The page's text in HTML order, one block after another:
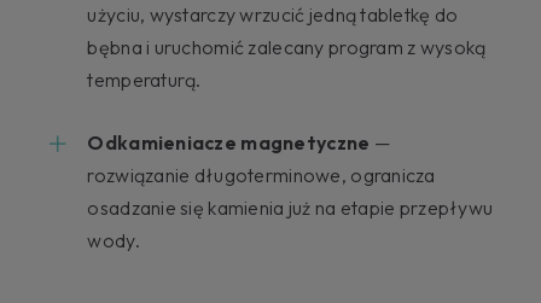
użyciu, wystarczy wrzucić jedną tabletkę do
bębna i uruchomić zalecany program z wysoką
temperaturą.
Odkamieniacze magnetyczne —
rozwiązanie długoterminowe, ogranicza
osadzanie się kamienia już na etapie przepływu
wody.